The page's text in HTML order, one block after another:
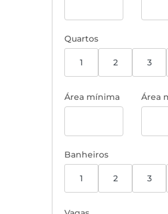
Quartos
1 2 3
Área mínima Área
Banheiros
1 2 3